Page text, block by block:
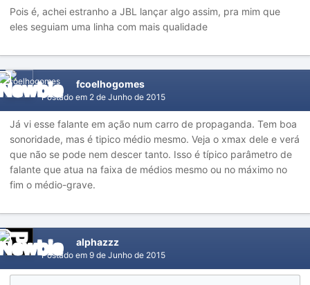
Pois é, achei estranho a JBL lançar algo assim, pra mim que
eles seguiam uma linha com mais qualidade
fcoelhogomes
Postado em 2 de Junho de 2015
Já vi esse falante em ação num carro de propaganda. Tem boa
sonoridade, mas é tipico médio mesmo. Veja o xmax dele e verá
que não se pode nem descer tanto. Isso é típico parâmetro de
falante que atua na faixa de médios mesmo ou no máximo no
fim o médio-grave.
alphazzz
Postado em 9 de Junho de 2015